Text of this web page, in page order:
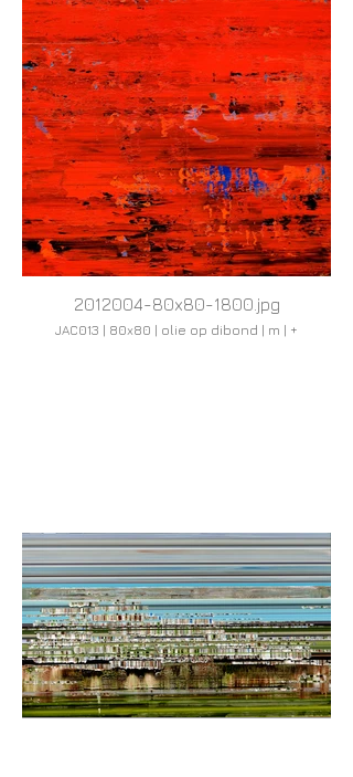
2012004-80x80-1800.jpg
JAC013 | 80x80 | olie op dibond | m | +